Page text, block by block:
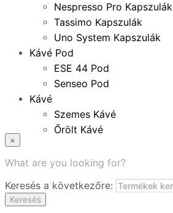
Nespresso Pro Kapszulák
Tassimo Kapszulák
Uno System Kapszulák
Kávé Pod
ESE 44 Pod
Senseo Pod
Kávé
Szemes Kávé
Őrölt Kávé
Instant Kávé
Zacskó Tea
Tartozékok
×
What are you looking for?
Keresés a következőre:
Keresés